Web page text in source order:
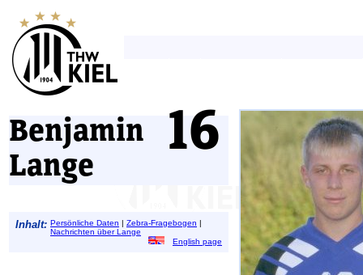
Benjamin
Lange
Inhalt: Persönliche Daten | Zebra-Fragebogen |
Nachrichten über Lange
English page